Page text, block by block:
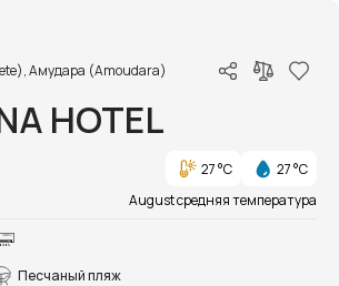
Амудара (Amoudara)
HOTEL
27 °C
27 °C
August средняя температура
Песчаный пляж